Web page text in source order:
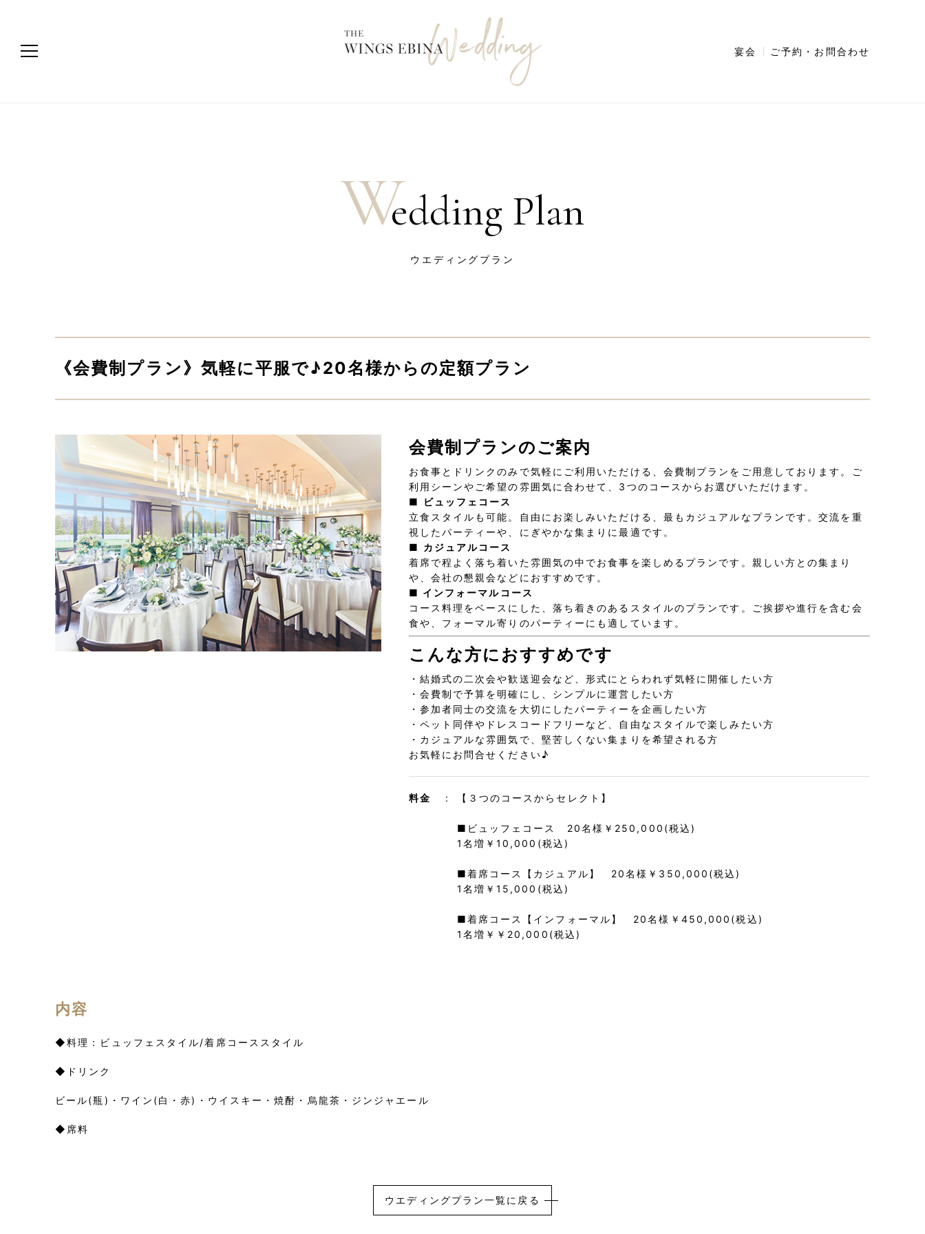
宴会 ご予約・お問合わせ
Wedding Plan
ウエディングプラン
《会費制プラン》気軽に平服で♪20名様からの定額プラン
会費制プランのご案内
お食事とドリンクのみで気軽にご利用いただける、会費制プランをご用意しております。ご
利用シーンやご希望の雰囲気に合わせて、3つのコースからお選びいただけます。
■
ビュッフェコース
立食スタイルも可能。自由にお楽しみいただける、最もカジュアルなプランです。交流を重
視したパーティーや、にぎやかな集まりに最適です。
■ カジュアルコース
着席で程よく落ち着いた雰囲気の中でお食事を楽しめるプランです。親しい方との集まり
や、会社の懇親会などにおすすめです。
■ インフォーマルコース
コース料理をベースにした、落ち着きのあるスタイルのプランです。ご挨拶や進行を含む会
食や、フォーマル寄りのパーティーにも適しています。
こんな方におすすめです
・結婚式の二次会や歓送迎会など、形式にとらわれず気軽に開催したい方
・会費制で予算を明確にし、シンプルに運営したい方
・参加者同士の交流を大切にしたパーティーを企画したい方
・ペット同伴やドレスコードフリーなど、自由なスタイルで楽しみたい方
・カジュアルな雰囲気で、堅苦しくない集まりを希望される方
お気軽にお問合せください♪
料金 【３つのコースからセレクト】
■ビュッフェコース 20名様￥250,000(税込)
1名増￥10,000(税込)
■着席コース【カジュアル】 20名様￥350,000(税込)
1名増￥15,000(税込)
■着席コース【インフォーマル】 20名様￥450,000(税込)
1名増￥￥20,000(税込)
内容
◆料理：ビュッフェスタイル/着席コーススタイル
◆ドリンク
ビール(瓶)・ワイン(白・赤)・ウイスキー・焼酎・烏龍茶・ジンジャエール
◆席料
ウエディングプラン一覧に戻る